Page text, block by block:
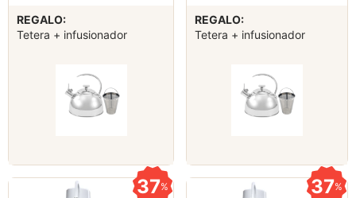
REGALO:
Tetera + infusionador
REGALO:
Tetera + infusionador
37% 37%